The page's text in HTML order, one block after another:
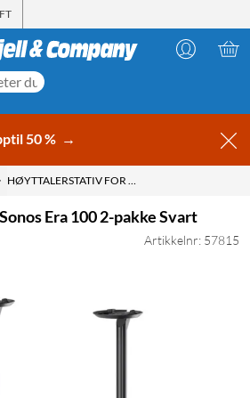
50 % →
HØYTTALERSTATIV FOR SONOS ERA 100 2-PAKKE SVART
Era 100 2-pakke Svart
Artikkelnr: 57815